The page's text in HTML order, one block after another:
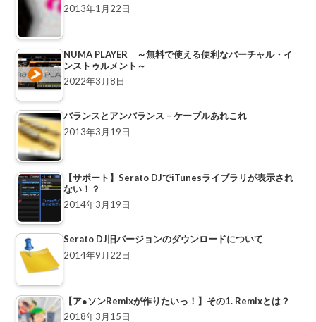
2013年1月22日
NUMA PLAYER ～無料で使える便利なバーチャル・イ
ンストゥルメント～
2022年3月8日
バランスとアンバランス – ケーブルあれこれ
2013年3月19日
【サポート】Serato DJでiTunesライブラリが表示され
ない！？
2014年3月19日
Serato DJ旧バージョンのダウンロードについて
2014年9月22日
【ア●ソンRemixが作りたいっ！】その1. Remixとは？
2018年3月15日